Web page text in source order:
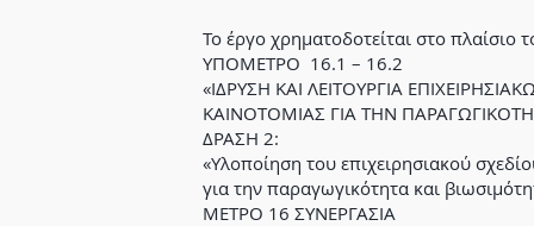
Το έργο χρηματοδοτείται στο
​ΥΠΟΜΕΤΡΟ 16.1 – 16.2
«ΙΔΡΥΣΗ ΚΑΙ ΛΕΙΤΟΥΡΓΙΑ
ΚΑΙΝΟΤΟΜΙΑΣ ΓΙΑ ΤΗΝ
ΔΡΑΣΗ 2:
«Υλοποίηση του επιχειρησιακού
για την παραγωγικότητα και
ΜΕΤΡΟ 16 ΣΥΝΕΡΓΑΣΙΑ